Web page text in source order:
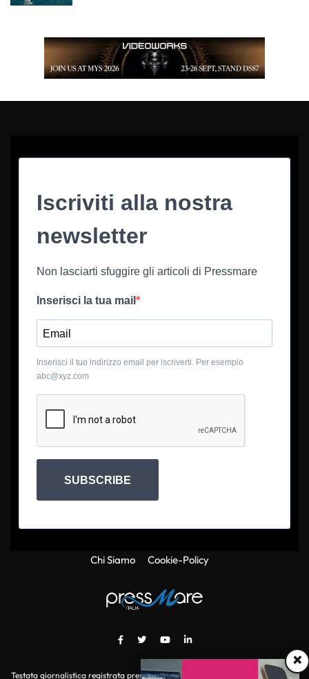
×
Iscriviti alla nostra
newsletter
Non lasciarti sfuggire gli articoli di Pressmare
Inserisci la tua mail
Inserisci il tuo indirizzo email per iscriverti. Per esempio
abc@xyz.com
SUBSCRIBE
Chi Siamo Cookie-Policy
Testata giornalistica registrata presso il Tribunale di Roma con autorizzazione